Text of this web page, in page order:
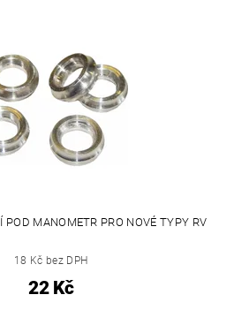
POD MANOMETR PRO NOVÉ TYPY RV
18 Kč bez DPH
22 Kč